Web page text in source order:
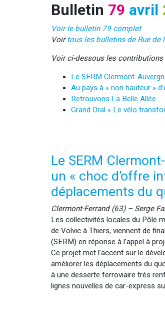
Bulletin 79 avril
Voir le bulletin 79complet
Voir tous les bulletins de Rue de
Voir ci-dessous les
Le SERM Clermont-
Au pays à « non hauteur »
Retrouvons La Belle Allée…
Grand Oral « Le vélo
Le SERM
un « choc d’offre
déplacements du
Clermont-Ferrand (63) – Serge
Les collectivités locales du Pôle
de Volvic à Thiers, viennent de
(SERM) en réponse à l’appel à
Ce projet met l’accent sur le
améliorer les déplacements du
à une desserte ferroviaire très
lignes nouvelles de car-express